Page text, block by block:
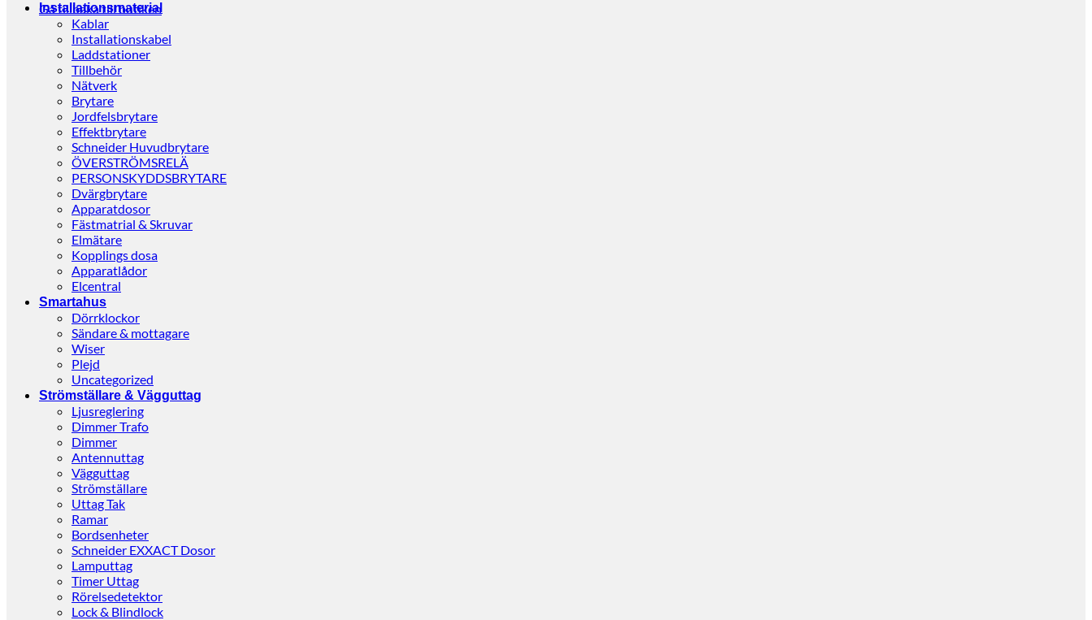
Gå tillbaka till butiken
Installationsmaterial
Kablar
Installationskabel
Laddstationer
Tillbehör
Nätverk
Brytare
Jordfelsbrytare
Effektbrytare
Schneider Huvudbrytare
ÖVERSTRÖMSRELÄ
PERSONSKYDDSBRYTARE
Dvärgbrytare
Apparatdosor
Fästmatrial & Skruvar
Elmätare
Kopplings dosa
Apparatlådor
Elcentral
Smartahus
Dörrklockor
Sändare & mottagare
Wiser
Plejd
Uncategorized
Strömställare & Vägguttag
Ljusreglering
Dimmer Trafo
Dimmer
Antennuttag
Vägguttag
Strömställare
Uttag Tak
Ramar
Bordsenheter
Schneider EXXACT Dosor
Lamputtag
Timer Uttag
Rörelsedetektor
Lock & Blindlock